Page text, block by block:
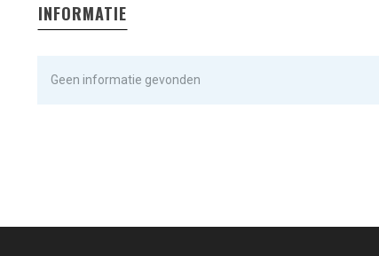
INFORMATIE
Geen informatie gevonden